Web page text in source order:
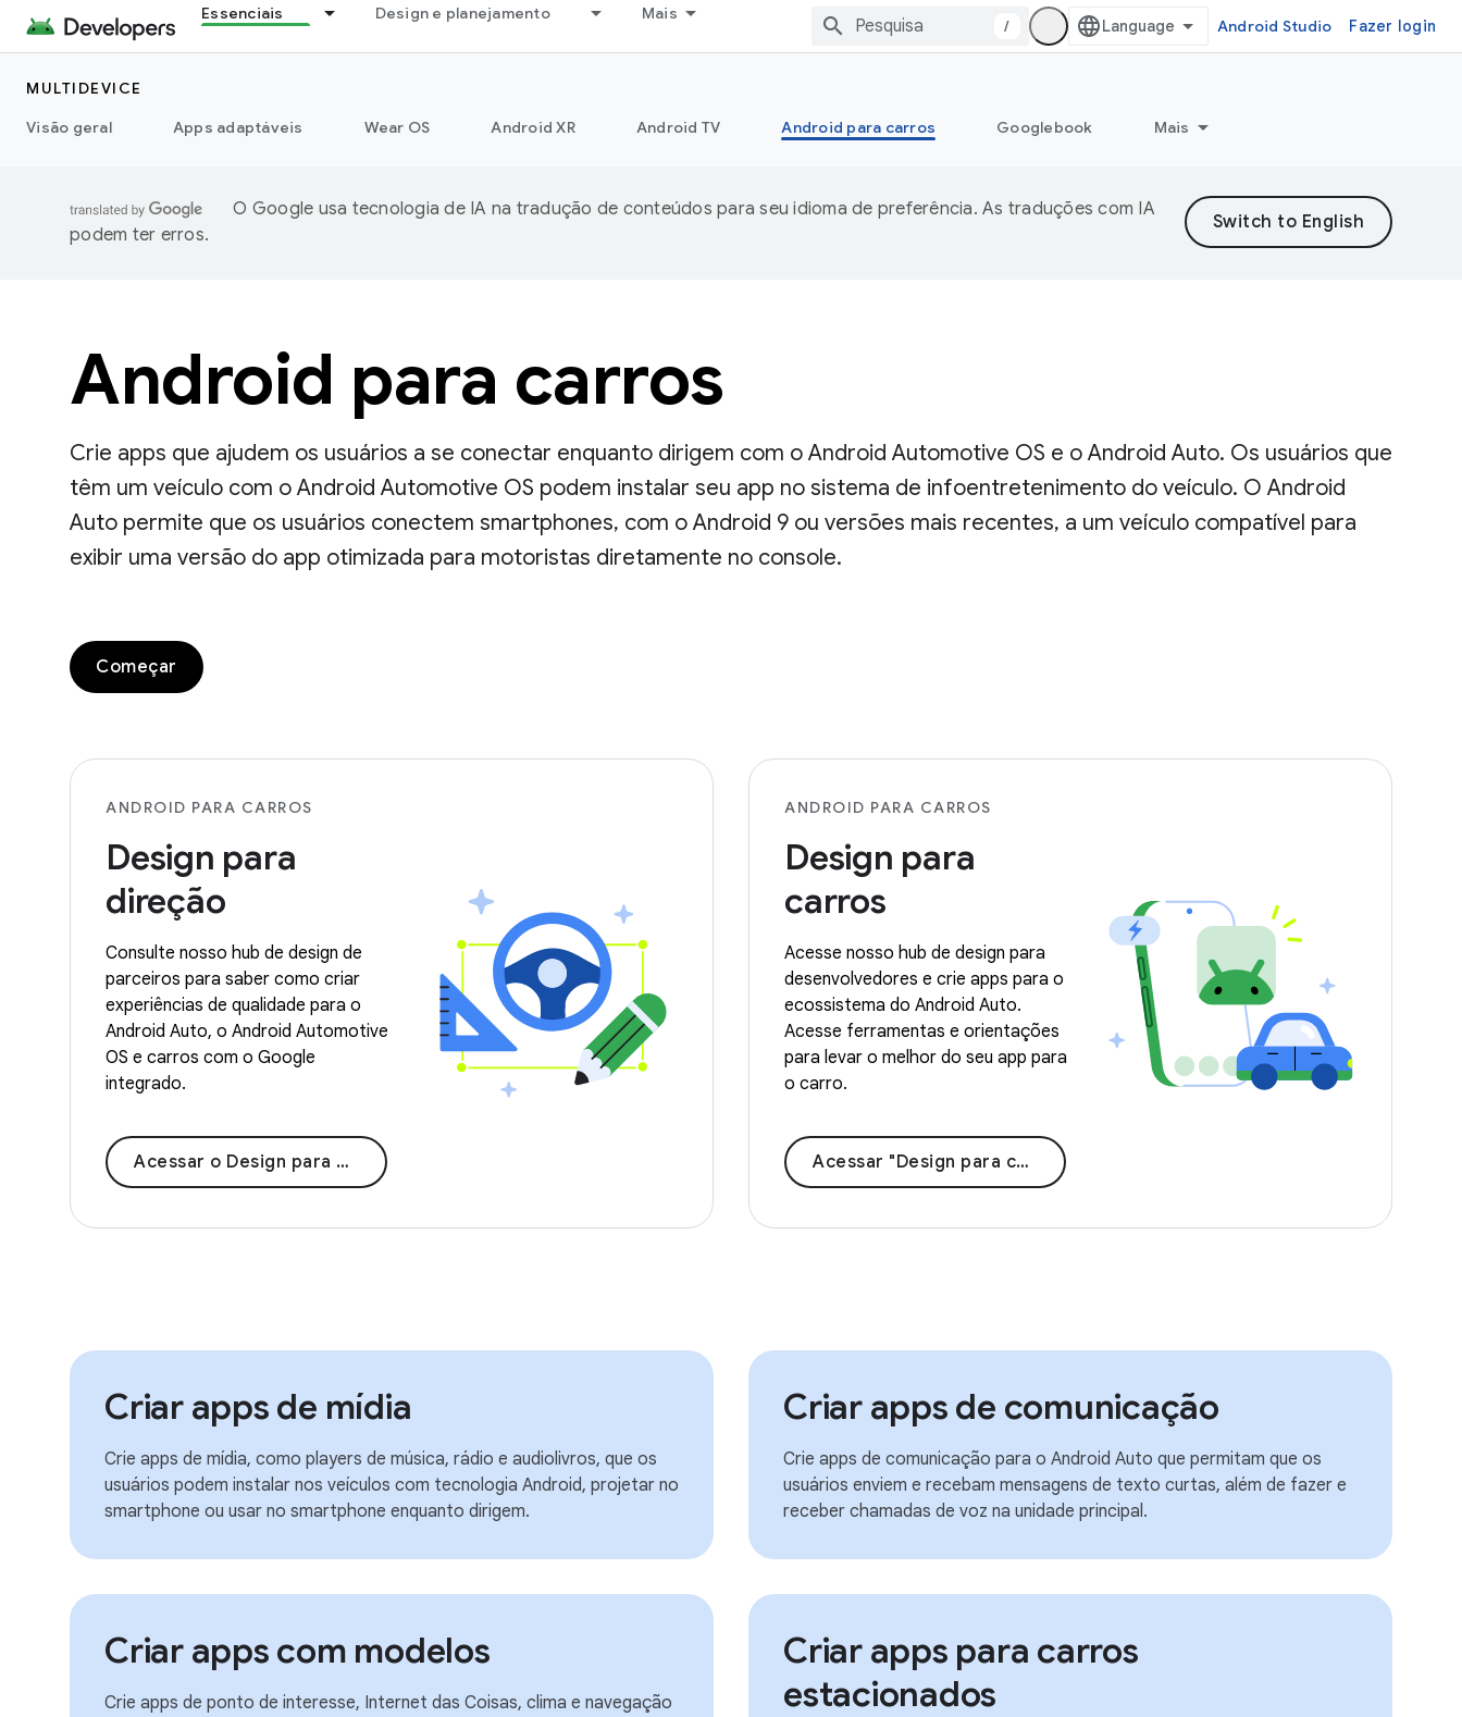
Essenciais Design e planejamento Mais
/ Android Studio Fazer login
MULTIDEVICE
Visão geral
Apps adaptáveis Wear OS Android XR Android TV Android para carros Googlebook Mais
O Google usa tecnologia de IA na tradução de conteúdos para seu idioma de preferência. As traduções com IA
podem ter erros.
Android para carros
Crie apps que ajudem os usuários a se conectar enquanto dirigem com o Android Automotive OS e o Android Auto. Os usuários que
têm um veículo com o Android Automotive OS podem instalar seu app no sistema de infoentretenimento do veículo. O Android
Auto permite que os usuários conectem smartphones, com o Android 9 ou versões mais recentes, a um veículo compatível para
exibir uma versão do app otimizada para motoristas diretamente no console.
Começar
ANDROID PARA CARROS
Design para
direção
Consulte nosso hub de design de
parceiros para saber como criar
experiências de qualidade para o
Android Auto, o Android Automotive
OS e carros com o Google
integrado.
Acessar o Design para direção
ANDROID PARA CARROS
Design para
carros
Acesse nosso hub de design para
desenvolvedores e crie apps para o
ecossistema do Android Auto.
Acesse ferramentas e orientações
para levar o melhor do seu app para
o carro.
Acessar "Design para carros"
Criar apps de mídia
Crie apps de mídia, como players de música, rádio e audiolivros, que os
usuários podem instalar nos veículos com tecnologia Android, projetar no
smartphone ou usar no smartphone enquanto dirigem.
Criar apps de comunicação
Crie apps de comunicação para o Android Auto que permitam que os
usuários enviem e recebam mensagens de texto curtas, além de fazer e
receber chamadas de voz na unidade principal.
Criar apps com modelos
Crie apps de ponto de interesse, Internet das Coisas, clima e navegação
Criar apps para carros
estacionados